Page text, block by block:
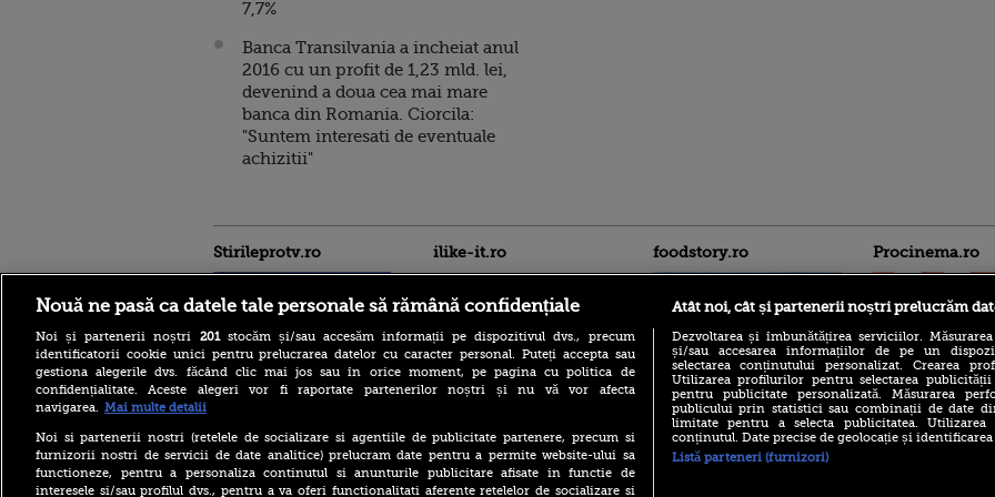
7,7%
Banca Transilvania a incheiat anul
2016 cu un profit de 1,23 mld. lei,
devenind a doua cea mai mare
banca din Romania. Ciorcila:
"Suntem interesati de eventuale
achizitii"
Stirileprotv.ro
Guvern. Plan de pregătire
pentru riscuri în domeniul
energiei electrice
ilike-it.ro foodstory.ro
(P) Descoperă Lumea
Evenimentelor din România
cu Transilvania Events!
Procinema.ro
Emoții intense
Sebastian Stan!
Nouă ne pasă ca datele tale personale să rămână confidențiale
Noi și partenerii noștri 201stocăm și/sau accesăm informații pe dispozitivul dvs., precum
identificatorii cookie unici pentru prelucrarea datelor cu caracter personal. Puteți accepta sau
gestiona alegerile dvs. făcând clic mai jos sau în orice moment, pe pagina cu politica de
confidențialitate. Aceste alegeri vor fi raportate partenerilor noștri și nu vă vor afecta
navigarea. Mai multe detalii
Noi si partenerii nostri (retelele de socializare si agentiile de publicitate partenere, precum si
furnizorii nostri de servicii de date analitice) prelucram date pentru a permite website-ului sa
functioneze, pentru a personaliza continutul si anunturile publicitare afisate in functie de
interesele si/sau profilul dvs., pentru a va oferi functionalitati aferente retelelor de socializare si
Atât noi, cât și partenerii noștri prelucrăm
Dezvoltarea și îmbunătățirea serviciilor.
și/sau accesarea informațiilor de pe un
selectarea conținutului personalizat. Crearea
Utilizarea profilurilor pentru selectarea
pentru publicitate personalizată. Măsurarea
publicului prin statistici sau combinații de date
limitate pentru a selecta publicitatea.
conținutul. Date precise de geolocație și
Listă parteneri (furnizori)